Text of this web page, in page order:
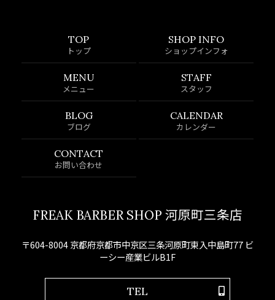
TOP
トップ
SHOP INFO
ショップインフォ
MENU
メニュー
STAFF
スタッフ
BLOG
ブログ
CALENDAR
カレンダー
CONTACT
お問い合わせ
FREAK BARBER SHOP 河原町三条店
〒604-8004 京都府京都市中京区三条河原町東入中島町77 ビ
ーシー産業ビルB1F
TEL